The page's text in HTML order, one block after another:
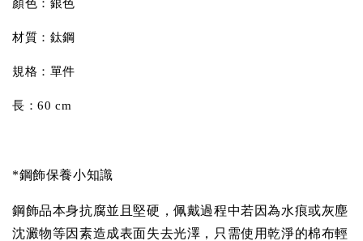
顏色：銀色
材質：鈦鋼
規格：單件
長：60 cm
*鋼飾保養小知識
鋼飾品本身抗腐並且堅硬，佩戴過程中若因為水痕或灰塵
沈澱物等因素造成表面失去光澤，只需使用乾淨的棉布輕